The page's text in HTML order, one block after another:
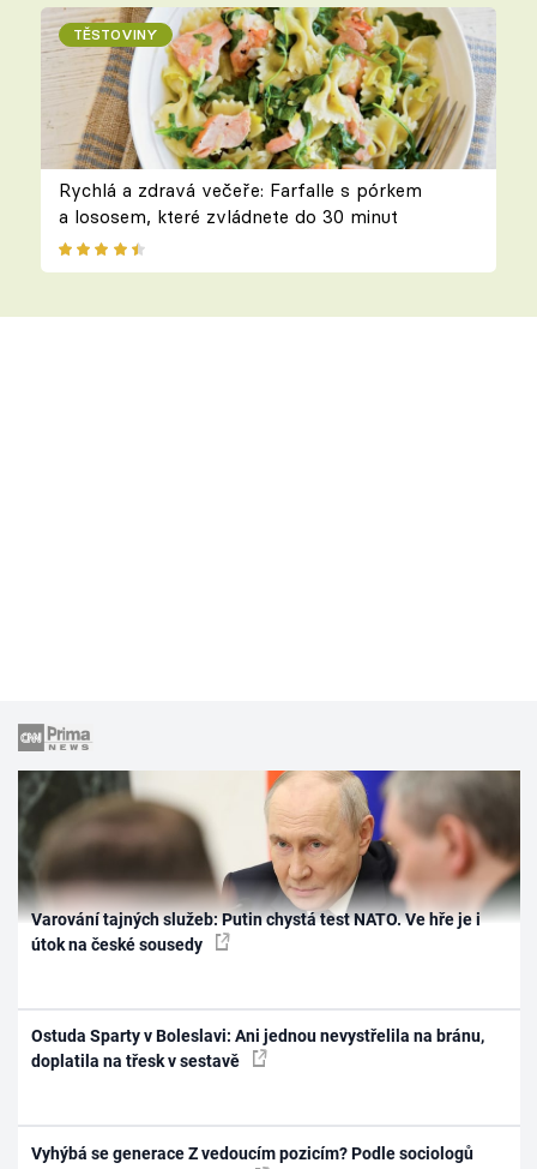
TĚSTOVINY
Rychlá a zdravá večeře: Farfalle s pórkem
a lososem, které zvládnete do 30 minut
Varování tajných služeb: Putin chystá test NATO. Ve hře je i
útok na české sousedy
Ostuda Sparty v Boleslavi: Ani jednou nevystřelila na bránu,
doplatila na třesk v sestavě
Vyhýbá se generace Z vedoucím pozicím? Podle sociologů